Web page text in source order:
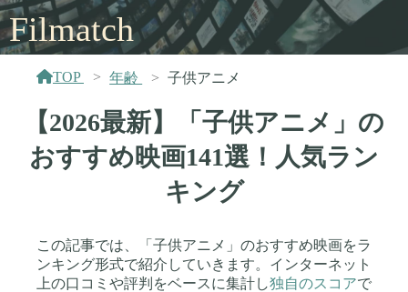
Filmatch
TOP 年齢 子供アニメ
【2026最新】「子供アニメ」の
おすすめ映画141選！人気ラン
キング
この記事では、「子供アニメ」のおすすめ映画をラ
ンキング形式で紹介していきます。インターネット
上の口コミや評判をベースに集計し独自のスコアで